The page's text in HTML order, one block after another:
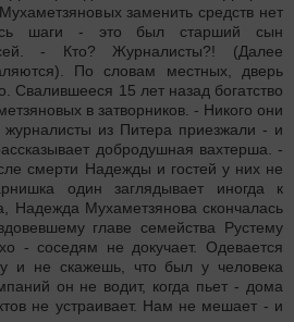
заменить средств нет
шаги - это был старший сын
- Кто? Журналисты?! (Далее
По словам местных, дверь
Свалившееся 15 лет назад богатство
в затворников. - Никого они
журналисты из Питера приезжали - и
добродушная вахтерша. -
смерти Надежды и гостей у них не
один заглядывает иногда к
Надежда Мухаметзянова скончалась
главе семейства Рустему
- соседям не докучает. Одевается
и не скажешь, что был у человека
он не водит, когда пьет - дома
не устраивает. Нам не мешает - и